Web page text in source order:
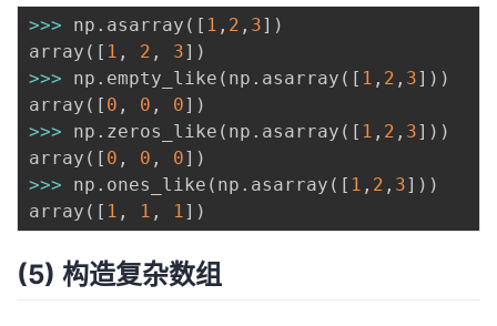
>>> np . asarray ( [ 1 , 2 , 3] )
array ( [ 1 , 2 , 3] )
>>> np . empty_like ( np . asarray ( [ 1 , 2 , 3] ) )
array ( [ 0 , 0 , 0] )
>>> np . zeros_like ( np . asarray ( [ 1 , 2 , 3] ) )
array ( [ 0 , 0 , 0] )
>>> np . ones_like ( np . asarray ( [ 1 , 2 , 3] ) )
array ( [ 1 , 1 , 1] )
(5) 构造复杂数组